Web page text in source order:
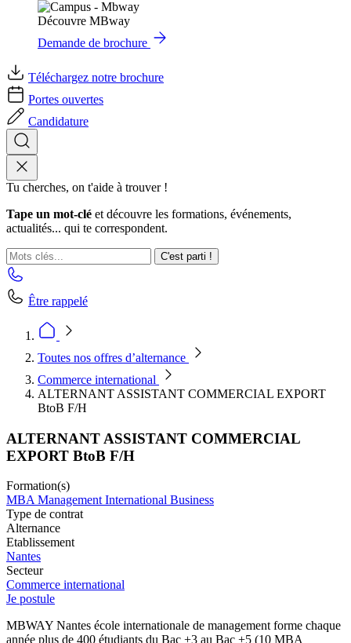
Découvre MBway
Demande de brochure
Téléchargez notre brochure
Portes ouvertes
Candidature
Tu cherches, on t'aide à trouver !
Tape un mot-clé et découvre les formations, événements,
actualités... qui te correspondent.
C'est parti !
Être rappelé
Toutes nos offres d’alternance
Commerce international
ALTERNANT ASSISTANT COMMERCIAL EXPORT
BtoB F/H
ALTERNANT ASSISTANT COMMERCIAL
EXPORT BtoB F/H
Formation(s)
MBA Management International Business
Type de contrat
Alternance
Etablissement
Nantes
Secteur
Commerce international
Je postule
MBWAY Nantes école internationale de management forme chaque
année plus de 400 étudiants du Bac +3 au Bac +5 (10 MBA